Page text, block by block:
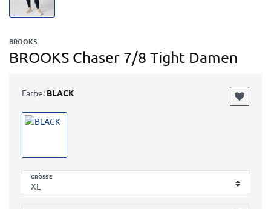
BROOKS
BROOKS Chaser 7/8 Tight Damen
GRÖSSE
Farbe: BLACK